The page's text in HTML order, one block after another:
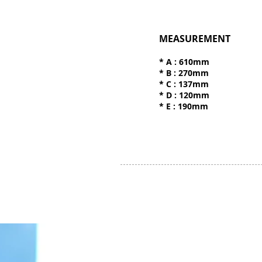
MEASUREMENT
* A : 610mm
* B : 270mm
* C : 137mm
* D : 120mm
* E : 190mm